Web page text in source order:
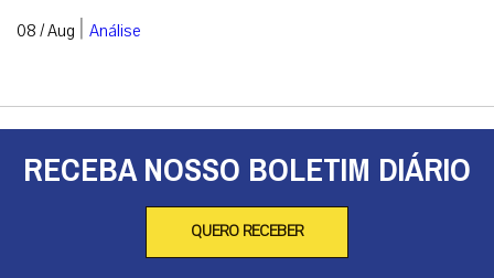
08 / Aug | Análise
RECEBA NOSSO BOLETIM DIÁRIO
QUERO RECEBER